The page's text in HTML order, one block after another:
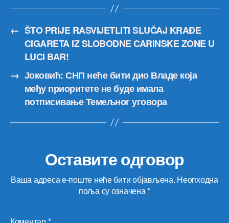
← ŠTO PRIJE RASVIJETLITI SLUČAJ KRAĐE
CIGARETA IZ SLOBODNE CARINSKE ZONE U
LUCI BAR!
→ Јоковић: СНП неће бити дио Владе која
међу приоритете не буде имала
потписивање Темељног уговора
Оставите одговор
Ваша адреса е-поште неће бити објављена. Неопходна
поља су означена*